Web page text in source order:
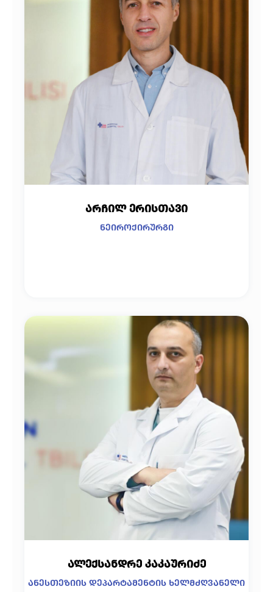
არჩილ ერისთავი
ნეიროქირურგი
ალექსანდრე კაკაურიძე
ანესთეზიის დეპარტამენტის ხელმძღვანელი